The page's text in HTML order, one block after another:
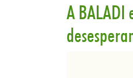
A BALADI